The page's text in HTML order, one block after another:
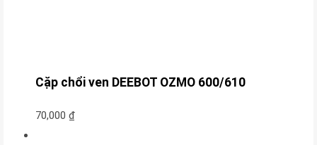
Cặp chổi ven DEEBOT OZMO 600/610
70,000 ₫